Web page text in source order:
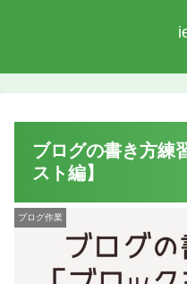
ブログの書き方練
スト編】
ブログ作業